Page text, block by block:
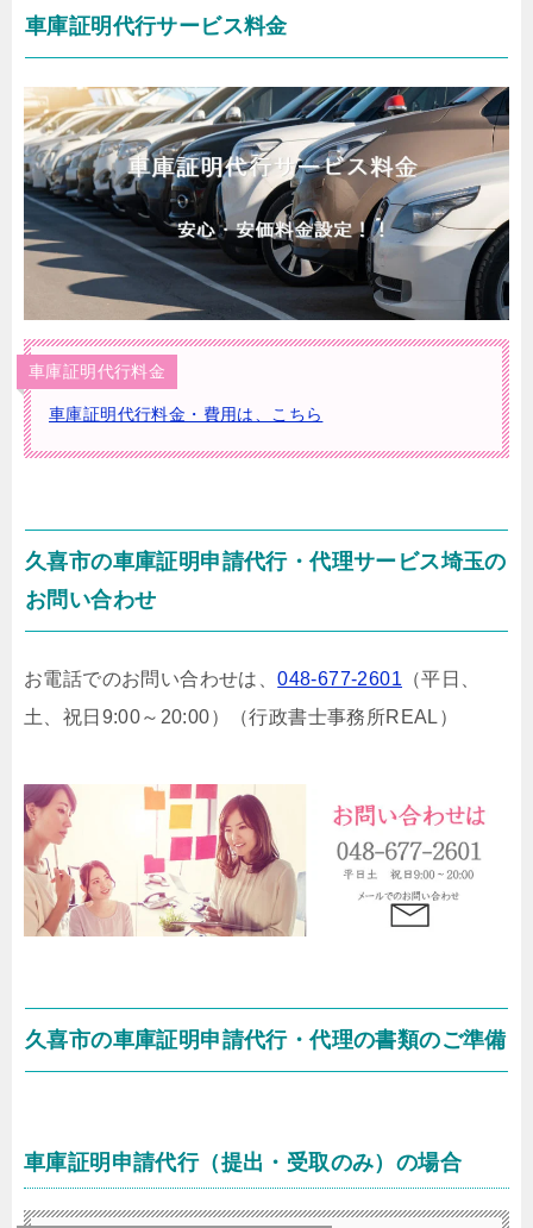
車庫証明代行サービス料金
車庫証明代行料金
車庫証明代行料金・費用は、こちら
久喜市の車庫証明申請代行・代理サービス埼玉の
お問い合わせ
お電話でのお問い合わせは、048-677-2601 （平日、
土、祝日9:00～20:00）
（行政書士事務所REAL）
久喜市の車庫証明申請代行・代理の書類のご準備
車庫証明申請代行（提出・受取のみ）の場合